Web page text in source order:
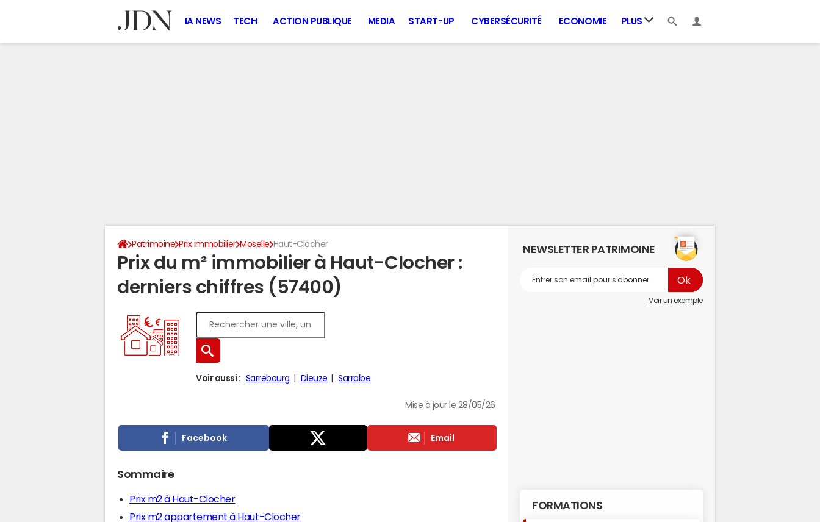
IA NEWS TECH ACTION PUBLIQUE MEDIA START-UP CYBERSÉCURITÉ ECONOMIE PLUS
Patrimoine Prix immobilier Moselle Haut-Clocher
Prix du m² immobilier à Haut-Clocher :
derniers chiffres (57400)
Voir aussi : Sarrebourg Dieuze Sarralbe
Mise à jour le 28/05/26
Facebook Email
Sommaire
Prix m2 à Haut-Clocher
Prix m2 appartement à Haut-Clocher
NEWSLETTER PATRIMOINE
Voir un exemple
FORMATIONS